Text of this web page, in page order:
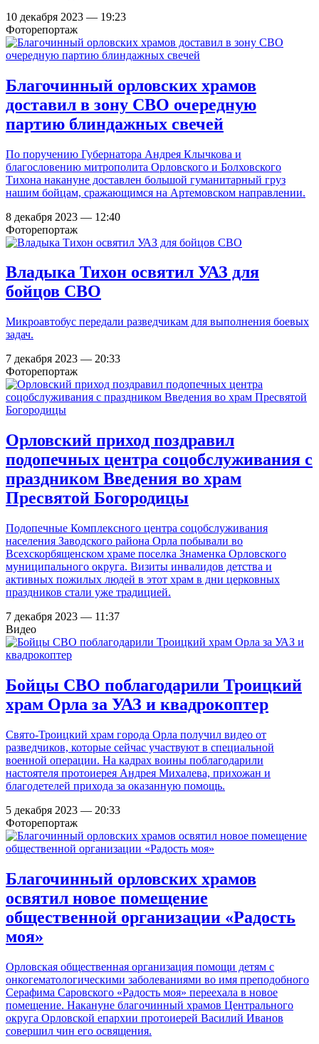
10 декабря 2023 — 19:23
Фоторепортаж
Благочинный орловских храмов
доставил в зону СВО очередную
партию блиндажных свечей
По поручению Губернатора Андрея Клычкова и
благословению митрополита Орловского и Болховского
Тихона накануне доставлен большой гуманитарный груз
нашим бойцам, сражающимся на Артемовском направлении.
8 декабря 2023 — 12:40
Фоторепортаж
Владыка Тихон освятил УАЗ для
бойцов СВО
Микроавтобус передали разведчикам для выполнения боевых
задач.
7 декабря 2023 — 20:33
Фоторепортаж
Орловский приход поздравил
подопечных центра соцобслуживания с
праздником Введения во храм
Пресвятой Богородицы
Подопечные Комплексного центра соцобслуживания
населения Заводского района Орла побывали во
Всехскорбященском храме поселка Знаменка Орловского
муниципального округа. Визиты инвалидов детства и
активных пожилых людей в этот храм в дни церковных
праздников стали уже традицией.
7 декабря 2023 — 11:37
Видео
Бойцы СВО поблагодарили Троицкий
храм Орла за УАЗ и квадрокоптер
Свято-Троицкий храм города Орла получил видео от
разведчиков, которые сейчас участвуют в специальной
военной операции. На кадрах воины поблагодарили
настоятеля протоиерея Андрея Михалева, прихожан и
благодетелей прихода за оказанную помощь.
5 декабря 2023 — 20:33
Фоторепортаж
Благочинный орловских храмов
освятил новое помещение
общественной организации «Радость
моя»
Орловская общественная организация помощи детям с
онкогематологическими заболеваниями во имя преподобного
Серафима Саровского «Радость моя» переехала в новое
помещение. Накануне благочинный храмов Центрального
округа Орловской епархии протоиерей Василий Иванов
совершил чин его освящения.